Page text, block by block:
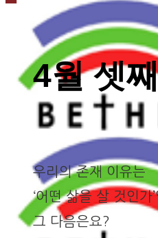
4월 셋
우리의 존재 이유는
‘어떤 삶을 살 것인가’
그 다음은요?